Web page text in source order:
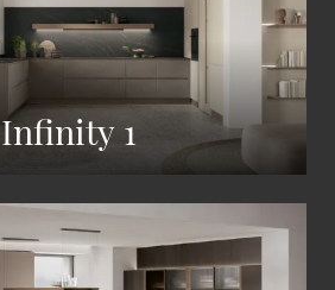
Infinity 1